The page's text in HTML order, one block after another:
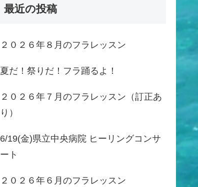
最近の投稿
２０２６年８月のフラレッスン
夏だ！祭りだ！フラ踊るよ！
２０２６年７月のフラレッスン（訂正あ
り）
6/19(金)県立中央病院 ヒーリングコンサ
ート
２０２６年６月のフラレッスン